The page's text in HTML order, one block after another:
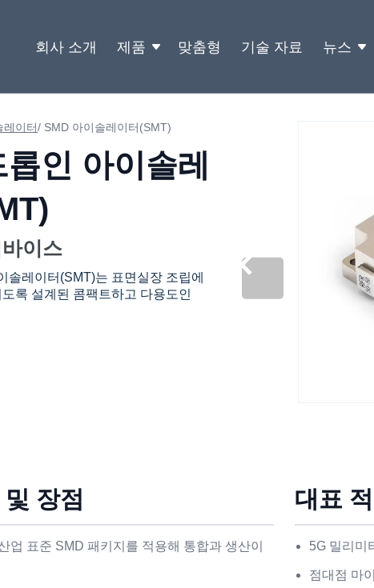
회사 소개 제품 맞춤형 기술 자료 뉴스
레이터/ SMD 아이솔레이터(SMT)
인 아이솔레
이스
솔레이터(SMT)는 표면실장 조립에
록 설계된 콤팩트하고 다용도인
장점
업 표준 SMD 패키지를 적용해 통합과 생산이
대표
5G 밀리미
점대점 마